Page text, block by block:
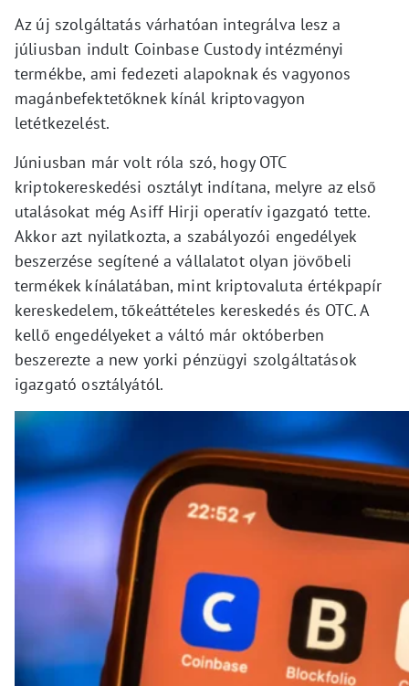
Az új szolgáltatás várhatóan integrálva lesz a
júliusban indult Coinbase Custody intézményi
termékbe, ami fedezeti alapoknak és vagyonos
magánbefektetőknek kínál kriptovagyon
letétkezelést.
Júniusban már volt róla szó, hogy OTC
kriptokereskedési osztályt indítana, melyre az első
utalásokat még Asiff Hirji operatív igazgató tette.
Akkor azt nyilatkozta, a szabályozói engedélyek
beszerzése segítené a vállalatot olyan jövőbeli
termékek kínálatában, mint kriptovaluta értékpapír
kereskedelem, tőkeáttételes kereskedés és OTC. A
kellő engedélyeket a váltó már októberben
beszerezte a new yorki pénzügyi szolgáltatások
igazgató osztályától.